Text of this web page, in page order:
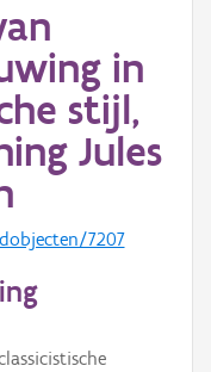
in
stijl,
Jules
7207